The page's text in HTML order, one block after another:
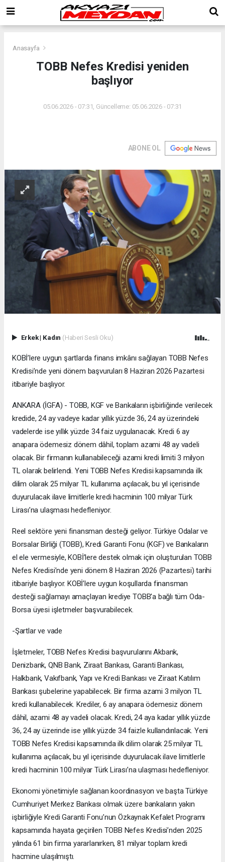
Anasayfa
TOBB Nefes Kredisi yeniden
başlıyor
05.06.2026 - 07:31, Güncelleme: 05.06.2026 - 07:31
ABONE OL
Erkek| Kadın (Haberi Sesli Oku)
KOBİ’lere uygun şartlarda finans imkânı sağlayan TOBB Nefes
Kredisi’nde yeni dönem başvuruları 8 Haziran 2026 Pazartesi
itibariyle başlıyor.
ANKARA (İGFA) - TOBB, KGF ve Bankaların işbirliğinde verilecek
kredide, 24 ay vadeye kadar yıllık yüzde 36, 24 ay üzerindeki
vadelerde ise yıllık yüzde 34 faiz uygulanacak. Kredi 6 ay
anapara ödemesiz dönem dâhil, toplam azami 48 ay vadeli
olacak. Bir firmanın kullanabileceği azami kredi limiti 3 milyon
TL olarak belirlendi. Yeni TOBB Nefes Kredisi kapsamında ilk
dilim olarak 25 milyar TL kullanıma açılacak, bu yıl içerisinde
duyurulacak ilave limitlerle kredi hacminin 100 milyar Türk
Lirası’na ulaşması hedefleniyor.
Reel sektöre yeni finansman desteği geliyor. Türkiye Odalar ve
Borsalar Birliği (TOBB), Kredi Garanti Fonu (KGF) ve Bankaların
el ele vermesiyle, KOBİ’lere destek olmak için oluşturulan TOBB
Nefes Kredisi’nde yeni dönem 8 Haziran 2026 (Pazartesi) tarihi
itibariyle başlıyor. KOBİ’lere uygun koşullarda finansman
desteği sağlamayı amaçlayan krediye TOBB'a bağlı tüm Oda-
Borsa üyesi işletmeler başvurabilecek.
-Şartlar ve vade
İşletmeler, TOBB Nefes Kredisi başvurularını Akbank,
Denizbank, QNB Bank, Ziraat Bankası, Garanti Bankası,
Halkbank, Vakıfbank, Yapı ve Kredi Bankası ve Ziraat Katılım
Bankası şubelerine yapabilecek. Bir firma azami 3 milyon TL
kredi kullanabilecek. Krediler, 6 ay anapara ödemesiz dönem
dâhil, azami 48 ay vadeli olacak. Kredi, 24 aya kadar yıllık yüzde
36, 24 ay üzerinde ise yıllık yüzde 34 faizle kullandırılacak. Yeni
TOBB Nefes Kredisi kapsamında ilk dilim olarak 25 milyar TL
kullanıma açılacak, bu yıl içerisinde duyurulacak ilave limitlerle
kredi hacminin 100 milyar Türk Lirası’na ulaşması hedefleniyor.
Ekonomi yönetimiyle sağlanan koordinasyon ve başta Türkiye
Cumhuriyet Merkez Bankası olmak üzere bankaların yakın
işbirliğiyle Kredi Garanti Fonu’nun Özkaynak Kefalet Programı
kapsamında hayata geçirilen TOBB Nefes Kredisi’nden 2025
yılında 61 bin firma yararlanırken, 81 milyar toplam kredi
hacmine ulaşılmıştı.